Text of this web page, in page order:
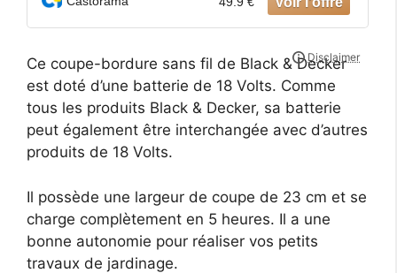
Ce coupe-bordure sans fil de Black & Decker
est doté d’une batterie de 18 Volts. Comme
tous les produits Black & Decker, sa batterie
peut également être interchangée avec d’autres
produits de 18 Volts.
Il possède une largeur de coupe de 23 cm et se
charge complètement en 5 heures. Il a une
bonne autonomie pour réaliser vos petits
travaux de jardinage.